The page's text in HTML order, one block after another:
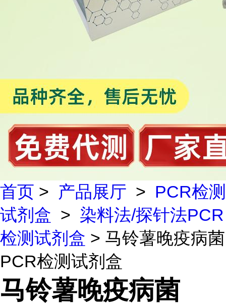
首页 > 产品展厅 > PCR检测
试剂盒 > 染料法/探针法PCR
检测试剂盒 > 马铃薯晚疫病菌
PCR检测试剂盒
马铃薯晚疫病菌